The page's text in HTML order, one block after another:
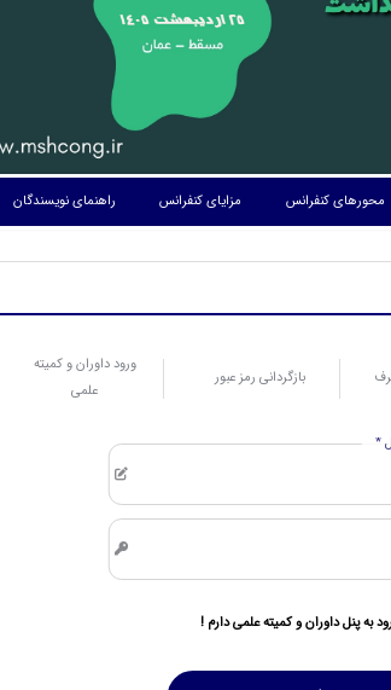
محورهای کنفرانس مزایای کنفرانس راهنمای نویسندگان
بازگردانی رمز عبور
ورود داوران و کمیته
علمی
*
به پنل داوران و کمیته علمی دارم !